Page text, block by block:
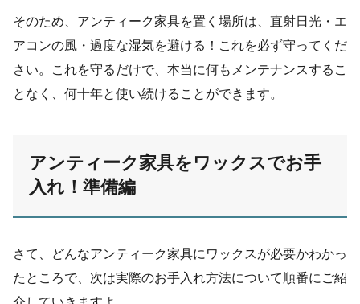
そのため、アンティーク家具を置く場所は、直射日光・エ
アコンの風・過度な湿気を避ける！これを必ず守ってくだ
さい。これを守るだけで、本当に何もメンテナンスするこ
となく、何十年と使い続けることができます。
アンティーク家具をワックスでお手
入れ！準備編
さて、どんなアンティーク家具にワックスが必要かわかっ
たところで、次は実際のお手入れ方法について順番にご紹